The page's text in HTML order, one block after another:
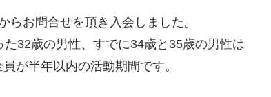
お問合せを頂き入会しました。
32歳の男性、すでに34歳と35歳の男性は
が半年以内の活動期間です。